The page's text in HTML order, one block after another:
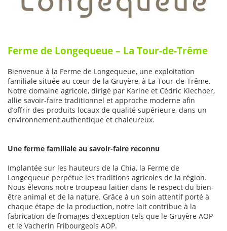
Ferme de Longequeue – La Tour-de-Trême
Bienvenue à la Ferme de Longequeue, une exploitation
familiale située au cœur de la Gruyère, à La Tour-de-Trême.
Notre domaine agricole, dirigé par Karine et Cédric Klechoer,
allie savoir-faire traditionnel et approche moderne afin
d’offrir des produits locaux de qualité supérieure, dans un
environnement authentique et chaleureux.
Une ferme familiale au savoir-faire reconnu
Implantée sur les hauteurs de la Chia, la Ferme de
Longequeue perpétue les traditions agricoles de la région.
Nous élevons notre troupeau laitier dans le respect du bien-
être animal et de la nature. Grâce à un soin attentif porté à
chaque étape de la production, notre lait contribue à la
fabrication de fromages d’exception tels que le Gruyère AOP
et le Vacherin Fribourgeois AOP.